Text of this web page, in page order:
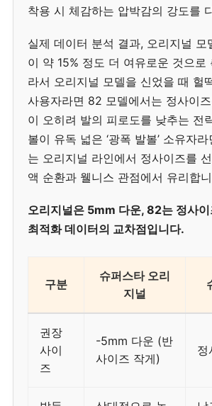
착용 시 체감하는 압박감의 강도를
실제 데이터 분석 결과, 오리지널 모
이 약 15% 정도 더 여유로운 것으로
라서 오리지널 모델을 신었을 때 헐
사용자라면 82 모델에서는 정사이
이 오히려 발의 피로도를 낮추는 전
볼이 유독 넓은 ‘광폭 발볼’ 소유자
는 오리지널 라인에서 정사이즈를
액 순환과 웰니스 관점에서 유리합
오리지널은 5mm 다운, 82는 정사
최적화 데이터의 교차점입니다.
구분
슈퍼스타 오리
지널
권장
사이
즈
-5mm 다운 (반
사이즈 작게)
정